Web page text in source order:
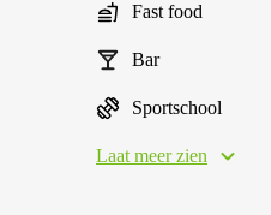
Fast food
Bar
Sportschool
Laat meer zien